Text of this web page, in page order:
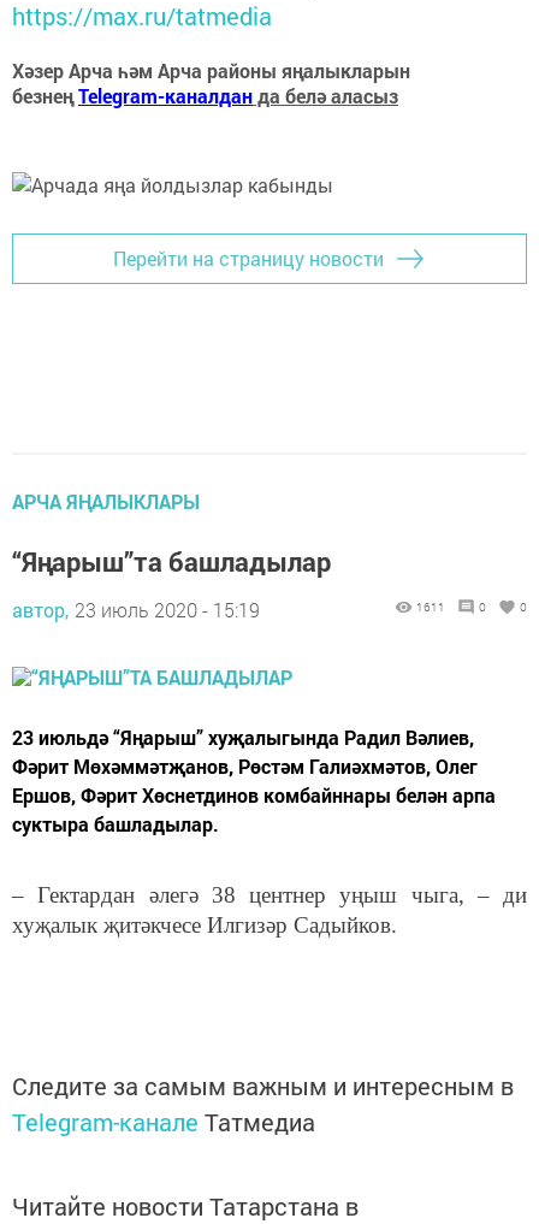
https://max.ru/tatmedia
Хәзер Арча һәм Арча районы яңалыкларын
безнеңTelegram-каналданда белә аласыз
Перейти на страницу новости
АРЧА ЯҢАЛЫКЛАРЫ
“Яңарыш”та башладылар
автор, 23 июль 2020 - 15:19 1611 0 0
23 июльдә “Яңарыш” хуҗалыгында Радил Вәлиев,
Фәрит Мөхәммәтҗанов, Рөстәм Галиәхмәтов, Олег
Ершов, Фәрит Хөснетдинов комбайннары белән арпа
суктыра башладылар.
– Гектардан әлегә 38 центнер уңыш чыга, – ди
хуҗалык җитәкчесе Илгизәр Садыйков.
Следите за самым важным и интересным в
Telegram-канале Татмедиа
Читайте новости Татарстана в